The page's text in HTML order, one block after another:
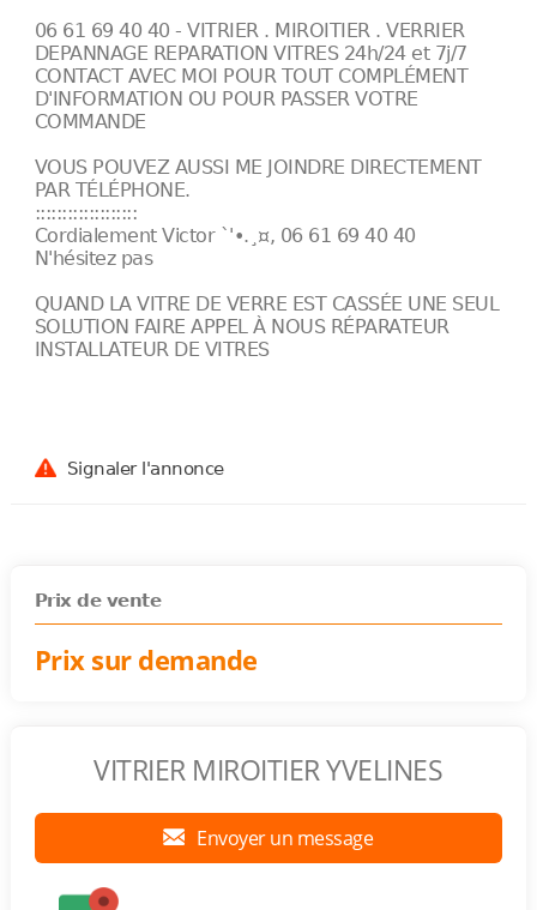
06 61 69 40 40 - VITRIER . MIROITIER . VERRIER
DEPANNAGE REPARATION VITRES 24h/24 et 7j/7
CONTACT AVEC MOI POUR TOUT COMPLÉMENT
D'INFORMATION OU POUR PASSER VOTRE
COMMANDE
VOUS POUVEZ AUSSI ME JOINDRE DIRECTEMENT
PAR TÉLÉPHONE.
:::::::::::::::::::
Cordialement Victor `'•.¸¤, 06 61 69 40 40
N'hésitez pas
QUAND LA VITRE DE VERRE EST CASSÉE UNE SEUL
SOLUTION FAIRE APPEL À NOUS RÉPARATEUR
INSTALLATEUR DE VITRES
Signaler l'annonce
Prix de vente
Prix sur demande
VITRIER MIROITIER YVELINES
Envoyer un message